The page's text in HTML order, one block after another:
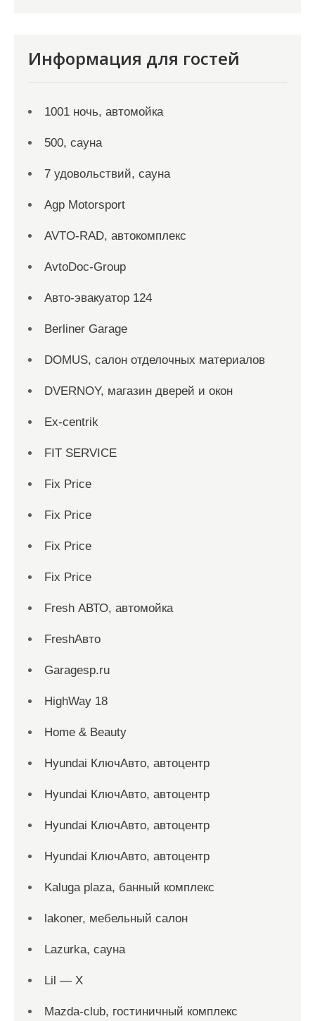
Информация для гостей
1001 ночь, автомойка
500, сауна
7 удовольствий, сауна
Agp Motorsport
AVTO-RAD, автокомплекс
AvtoDoc-Group
Aвто-эвакуатор 124
Berliner Garage
DOMUS, салон отделочных материалов
DVERNOY, магазин дверей и окон
Ex-centrik
FIT SERVICE
Fix Price
Fix Price
Fix Price
Fix Price
Fresh АВТО, автомойка
FreshАвто
Garagesp.ru
HighWay 18
Home & Beauty
Hyundai КлючАвто, автоцентр
Hyundai КлючАвто, автоцентр
Hyundai КлючАвто, автоцентр
Hyundai КлючАвто, автоцентр
Kaluga plaza, банный комплекс
lakoner, мебельный салон
Lazurka, сауна
Lil — X
Mazda-club, гостиничный комплекс